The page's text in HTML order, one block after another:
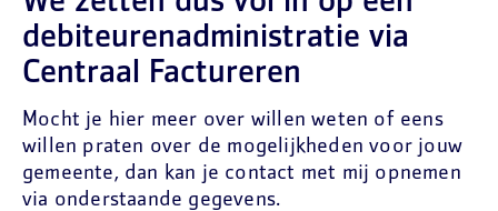
debiteurenadministratie via
Centraal Factureren
Mocht je hier meer over willen weten of eens
willen praten over de mogelijkheden voor jouw
gemeente, dan kan je contact met mij opnemen
via onderstaande gegevens.